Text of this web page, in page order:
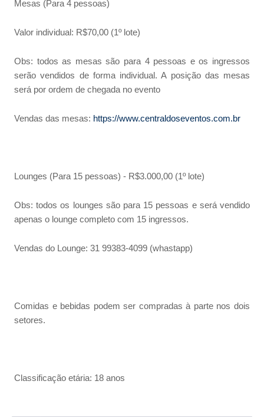
Mesas (Para 4 pessoas)
Valor individual: R$70,00 (1º lote)
Obs: todos as mesas são para 4 pessoas e os ingressos
serão vendidos de forma individual. A posição das mesas
será por ordem de chegada no evento
Vendas das mesas: https://www.centraldoseventos.com.br
Lounges (Para 15 pessoas) - R$3.000,00 (1º lote)
Obs: todos os lounges são para 15 pessoas e será vendido
apenas o lounge completo com 15 ingressos.
Vendas do Lounge: 31 99383-4099 (whastapp)
Comidas e bebidas podem ser compradas à parte nos dois
setores.
Classificação etária: 18 anos